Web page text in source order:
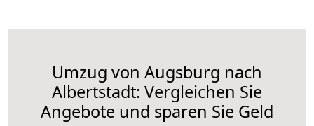
Umzug von Augsburg nach
Albertstadt: Vergleichen Sie
Angebote und sparen Sie Geld